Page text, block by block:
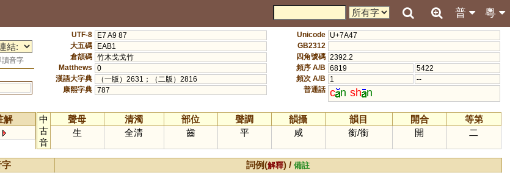
粵
普
讀音字
UTF-8
E7 A9 87
大五碼
EAB1
倉頡碼 竹木戈戈竹
Matthews
0
漢語大字典
（一版）2631；（二版）2816
康熙字典 787
Unicode U+7A47
GB2312
四角號碼 2392.2
頻序 A/B 6819
5422
頻次 A/B
1
--
普通話 c n sh n
解
中
古
音
聲母 清濁 部位 聲調 韻攝 韻目 開合
等第
生
全清 齒 平 咸 銜/銜 開 二
字 詞例(解釋) /備註